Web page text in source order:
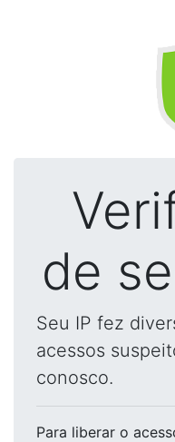
de
Seu IP fez
acessos
conosco.
Para liberar o